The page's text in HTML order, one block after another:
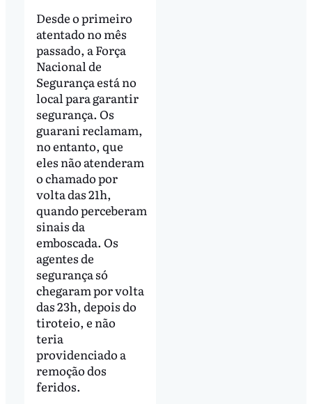
Desde o primeiro
atentado no mês
passado, a Força
Nacional de
Segurança está no
local para garantir
segurança. Os
guarani reclamam,
no entanto, que
eles não atenderam
o chamado por
volta das 21h,
quando perceberam
sinais da
emboscada. Os
agentes de
segurança só
chegaram por volta
das 23h, depois do
tiroteio, e não
teria
providenciado a
remoção dos
feridos.